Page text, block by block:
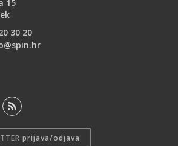
15
30 20
prijava/odjava